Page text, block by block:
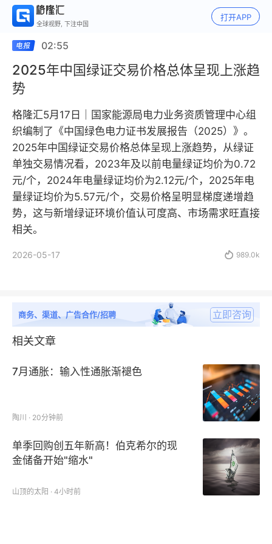
全球视野, 下注中国
打开APP
02:55
2025年中国绿证交易价格总体呈现上涨趋
势
格隆汇5月17日｜国家能源局电力业务资质管理中心组
织编制了《中国绿色电力证书发展报告（2025）》。
2025年中国绿证交易价格总体呈现上涨趋势，从绿证
单独交易情况看，2023年及以前电量绿证均价为0.72
元/个，2024年电量绿证均价为2.12元/个，2025年电
量绿证均价为5.57元/个，交易价格呈明显梯度递增趋
势，这与新增绿证环境价值认可度高、市场需求旺直接
相关。
2026-05-17  989.0k
商务、渠道、广告合作/招聘 立即咨询
相关文章
7月通胀：输入性通胀渐褪色
陶川 · 20分钟前
单季回购创五年新高！伯克希尔的现
金储备开始"缩水"
山顶的太阳 · 4小时前